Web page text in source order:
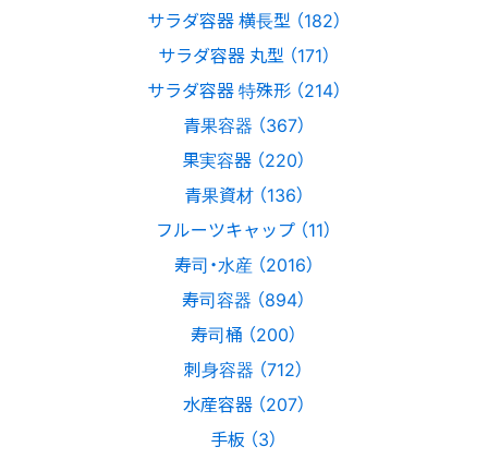
サラダ容器 横長型 （182）
サラダ容器 丸型 （171）
サラダ容器 特殊形 （214）
青果容器 （367）
果実容器 （220）
青果資材 （136）
フルーツキャップ （11）
寿司・水産 （2016）
寿司容器 （894）
寿司桶 （200）
刺身容器 （712）
水産容器 （207）
手板 （3）